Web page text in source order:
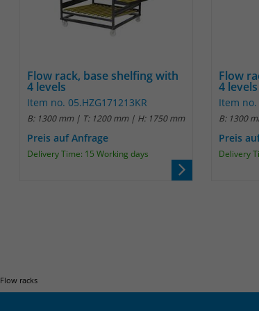
Flow rack, base shelfing with
4 levels
Item no. 05.HZG171213KR
B: 1300 mm | T: 1200 mm | H: 1750 mm
Preis auf Anfrage
Delivery Time: 15 Working days
Flow
4 levels
Item no.
B: 1300
Preis
Delivery
Flow racks
Enthält die
Name
Laufzeit 13 Monate
Das Cookie
Sitzungs- und
berechnen und
den
zu, um